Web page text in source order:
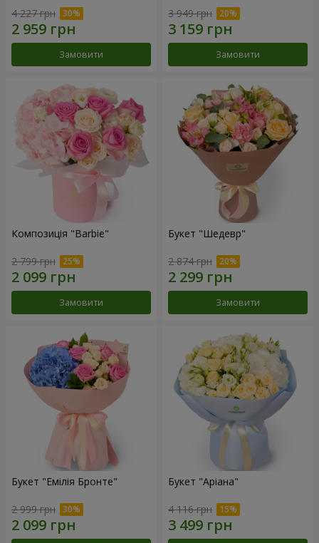
4 227 грн
Замовити
3 949 грн
Замовити
Композиція "Barbie"
2 799 грн
Замовити
Букет "Шедевр"
2 874 грн
Замовити
Букет "Емілія Бронте"
2 999 грн
Букет "Аріана"
4 116 грн